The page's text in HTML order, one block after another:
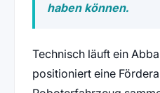
haben können.
Technisch läuft ein
positioniert eine